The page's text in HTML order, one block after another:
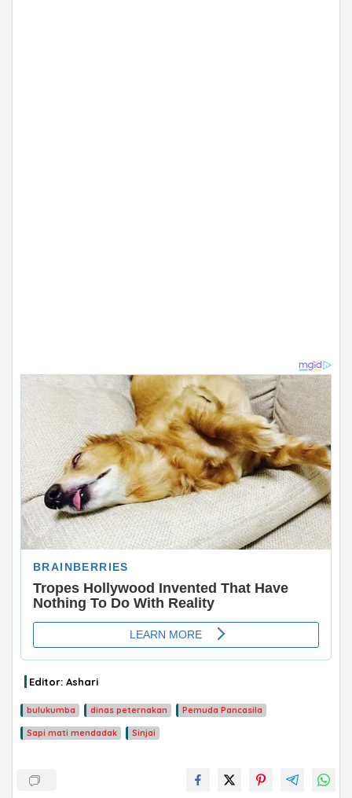
ADVERTISEMENT
Editor: Ashari
bulukumba dinas peternakan Pemuda Pancasila
Sapi mati mendadak Sinjai